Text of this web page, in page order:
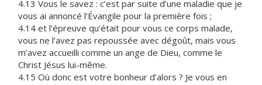
4.13 Vous le savez : c’est par suite d’une maladie que je
vous ai annoncé l’Évangile pour la première fois ;
4.14 et l’épreuve qu’était pour vous ce corps malade,
vous ne l’avez pas repoussée avec dégoût, mais vous
m’avez accueilli comme un ange de Dieu, comme le
Christ Jésus lui-même.
4.15 Où donc est votre bonheur d’alors ? Je vous en